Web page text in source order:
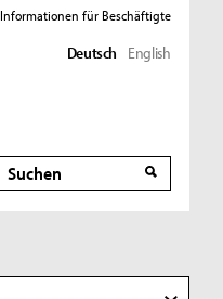
Informationen für Beschäftigte
Deutsch English
Suche
Suche